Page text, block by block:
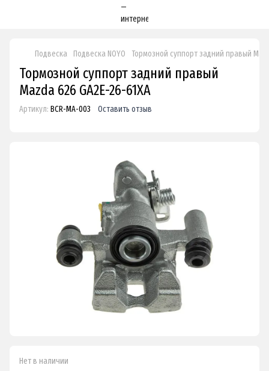
Подвеска Подвеска NOYO Тормозной суппорт задний правый
Тормозной суппорт задний правый
Mazda 626 GA2E-26-61XA
Артикул: BCR-MA-003 Оставить отзыв
Нет в наличии